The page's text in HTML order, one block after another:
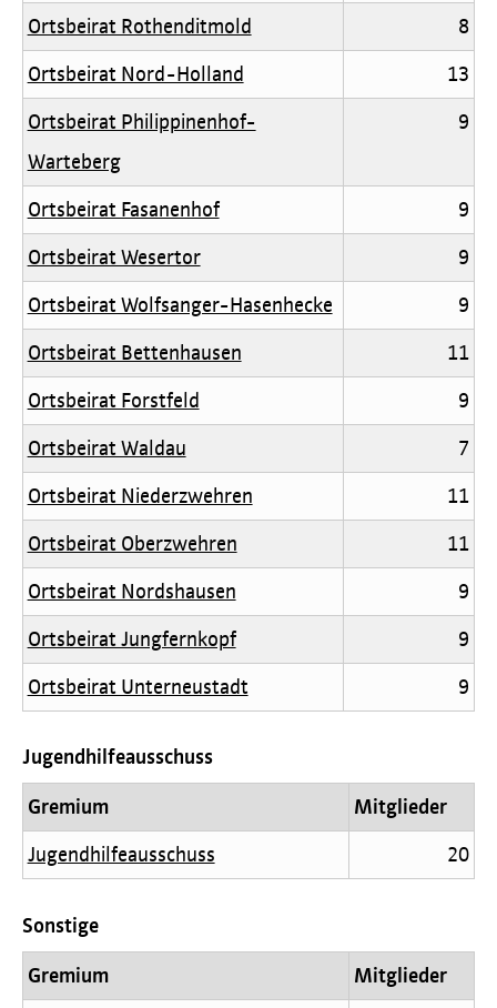
Ortsbeirat Rothenditmold
8
Ortsbeirat Nord-Holland
13
Ortsbeirat Philippinenhof-
Warteberg
9
Ortsbeirat Fasanenhof
9
Ortsbeirat Wesertor
9
Ortsbeirat Wolfsanger-Hasenhecke
9
Ortsbeirat Bettenhausen
11
Ortsbeirat Forstfeld
9
Ortsbeirat Waldau
7
Ortsbeirat Niederzwehren
11
Ortsbeirat Oberzwehren
11
Ortsbeirat Nordshausen
9
Ortsbeirat Jungfernkopf
9
Ortsbeirat Unterneustadt
9
Jugendhilfeausschuss
Gremium
Mitglieder
Jugendhilfeausschuss
20
Sonstige
Gremium
Mitglieder